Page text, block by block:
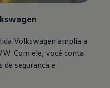
Volkswagen amplia a
Com ele, você conta
de segurança e